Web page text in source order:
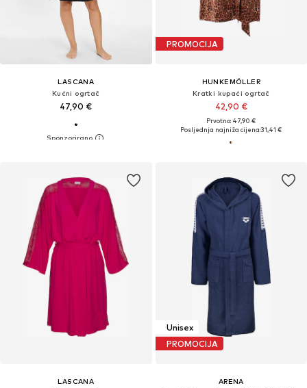
LASCANA
Kućni ogrtač
47,90 €
PROMOCIJA
HUNKEMÖLLER
Kratki kupaći ogrtač
42,90 €
Prvotno: 47,90 €
Posljednja najniža cijena:31,41 €
LASCANA
Unisex
PROMOCIJA
ARENA